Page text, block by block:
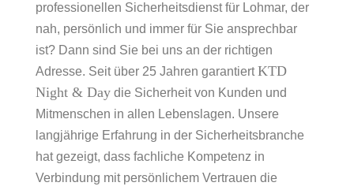
professionellen Sicherheitsdienst für Lohmar, der
nah, persönlich und immer für Sie ansprechbar
ist? Dann sind Sie bei uns an der richtigen
Adresse. Seit über 25 Jahren garantiertKTD
Night & Day die Sicherheit von Kunden und
Mitmenschen in allen Lebenslagen. Unsere
langjährige Erfahrung in der Sicherheitsbranche
hat gezeigt, dass fachliche Kompetenz in
Verbindung mit persönlichem Vertrauen die